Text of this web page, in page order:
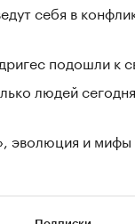
себя в
подошли к
людей
эволюция и